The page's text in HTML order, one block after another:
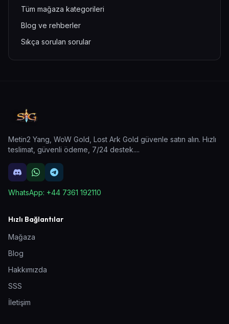
Tüm mağaza kategorileri
Blog ve rehberler
Sıkça sorulan sorular
Metin2 Yang, WoW Gold, Lost Ark Gold güvenle satın alın. Hızlı
teslimat, güvenli ödeme, 7/24 destek....
WhatsApp: +44 7361 192110
Hızlı Bağlantılar
Mağaza
Blog
Hakkımızda
SSS
İletişim